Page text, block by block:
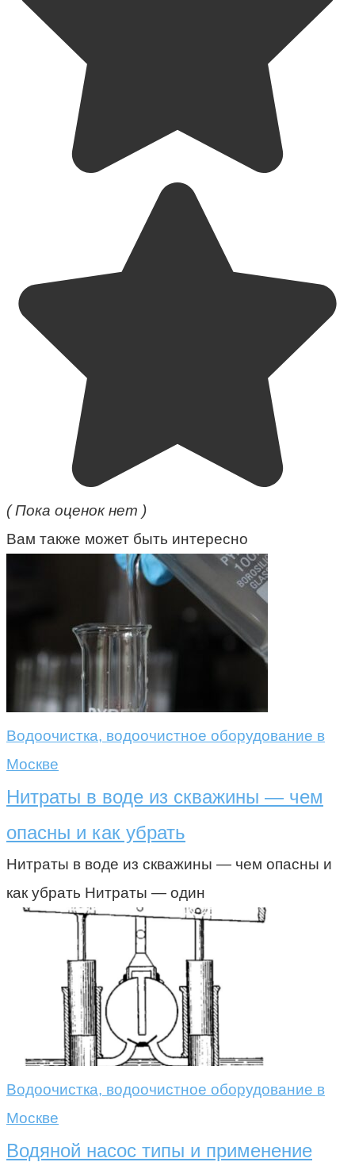
( Пока оценок нет )
Вам также может быть интересно
Водоочистка, водоочистное оборудование в
Москве
Нитраты в воде из скважины — чем
опасны и как убрать
Нитраты в воде из скважины — чем опасны и
как убрать Нитраты — один
Водоочистка, водоочистное оборудование в
Москве
Водяной насос типы и применение